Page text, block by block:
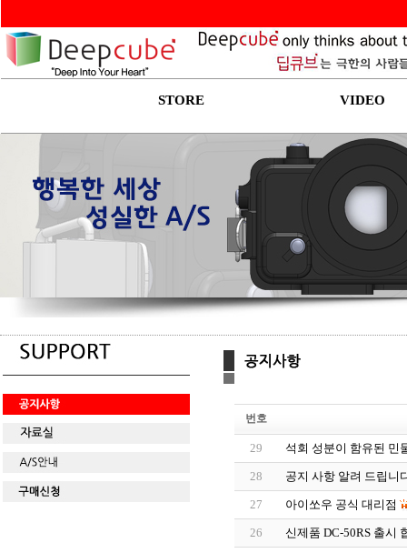
STORE VIDEO
번호
29 석회 성분이 함유된 민
28 공지 사항 알려 드립니
27 아이쏘우 공식 대리점
26 신제품 DC-50RS 출시